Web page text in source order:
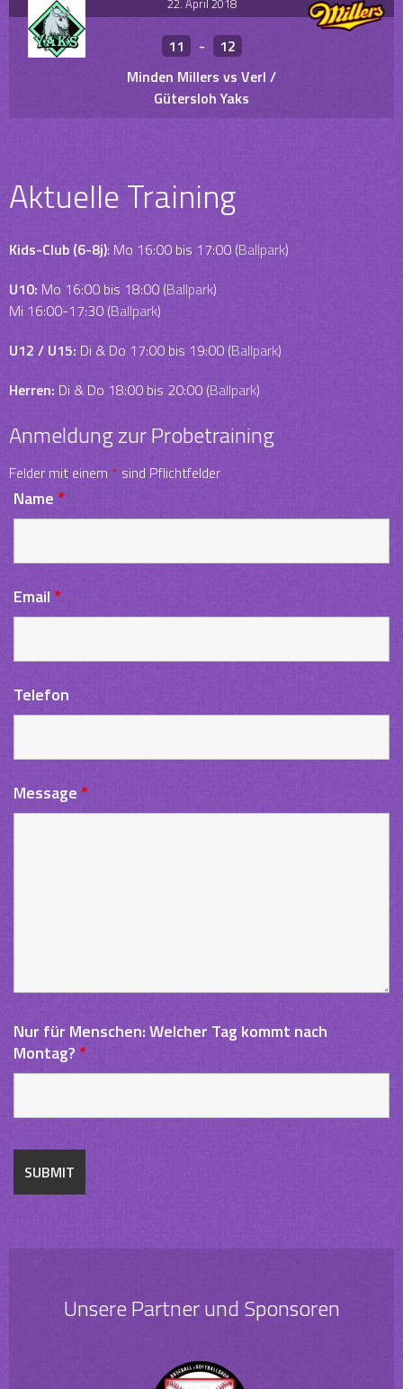
22. April 2018
11 -
12
Minden Millers vs Verl /
Gütersloh Yaks
Aktuelle Training
Kids-Club (6-8j): Mo 16:00 bis 17:00 (Ballpark)
U10:Mo 16:00 bis 18:00 (Ballpark)
Mi 16:00-17:30 (Ballpark)
U12 / U15: Di & Do 17:00 bis 19:00 (Ballpark)
Herren: Di & Do 18:00 bis 20:00 (Ballpark)
Anmeldung zur Probetraining
Felder mit einem* sind Pflichtfelder
Name*
Email*
Telefon
Message*
Nur für Menschen: Welcher Tag kommt nach
Montag?*
Unsere Partner und Sponsoren